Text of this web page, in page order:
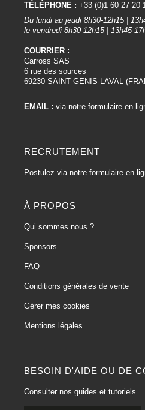
BESOIN D'AIDE OU DE
Consulter nos guides et tutoriels
TÉLÉPHONE : +33 (0)1 60 27 20
Du lundi au jeudi 8h30-12h15 |
le vendredi 8h30-12h15 | 13h45-
COURRIER :
Carross SAS
6 rue des sources
69230 SAINT GENIS LAVAL
EMAIL : via notre formulaire en
RECRUTEMENT
Postulez via notre formulaire en
À PROPOS
Qui sommes nous ?
Sponsors
FAQ
Conditions générales de vente
Gérer mes cookies
Mentions légales